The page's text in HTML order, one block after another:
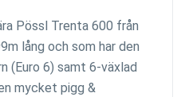
Pössl Trenta 600 från
lång och som har den
(Euro 6) samt 6-växlad
mycket pigg &